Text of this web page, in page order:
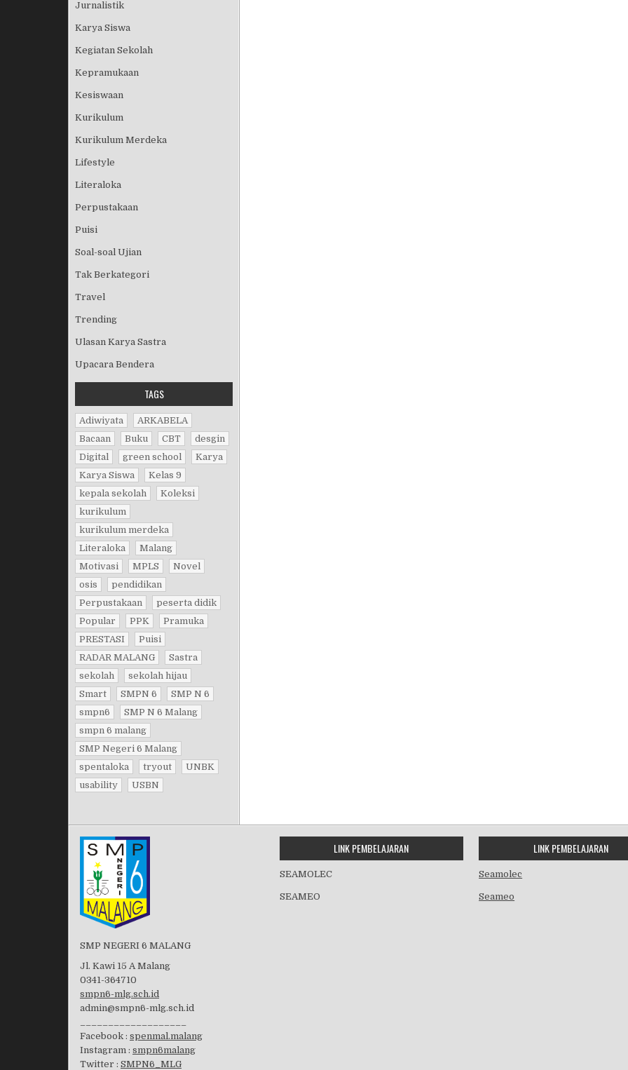
Jurnalistik
Karya Siswa
Kegiatan Sekolah
Kepramukaan
Kesiswaan
Kurikulum
Kurikulum Merdeka
Lifestyle
Literaloka
Perpustakaan
Puisi
Soal-soal Ujian
Tak Berkategori
Travel
Trending
Ulasan Karya Sastra
Upacara Bendera
TAGS
Adiwiyata
ARKABELA
Bacaan
Buku CBT
desgin
Digital
green school
Karya
Karya Siswa
Kelas 9
kepala sekolah
Koleksi
kurikulum
kurikulum merdeka
Literaloka
Malang
Motivasi
MPLS
Novel
osis
pendidikan
Perpustakaan
peserta didik
Popular
PPK
Pramuka
PRESTASI
Puisi
RADAR MALANG
Sastra
sekolah
sekolah hijau
Smart
SMPN 6
SMP N 6
smpn6
SMP N 6 Malang
smpn 6 malang
SMP Negeri 6 Malang
spentaloka
tryout
UNBK
usability
USBN
SMP NEGERI 6 MALANG
Jl. Kawi 15 A Malang
0341-364710
smpn6-mlg.sch.id
admin@smpn6-mlg.sch.id
Facebook : spenmal.malang
Instagram : smpn6malang
Twitter : SMPN6_MLG
LINK PEMBELAJARAN
SEAMOLEC
SEAMEO
LINK PEMBELAJARAN
Seamolec
Seameo